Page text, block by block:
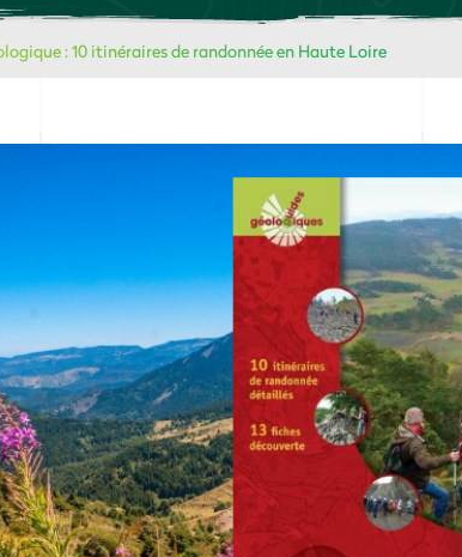
: 10 itinéraires de randonnée en Haute Loire